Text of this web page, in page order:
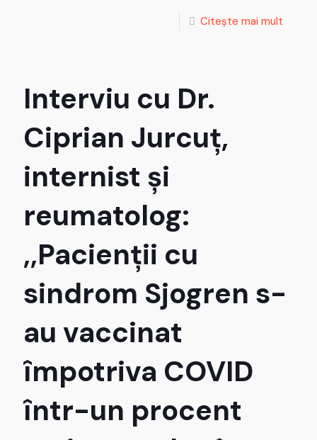
Citește mai mult
Interviu cu Dr.
Ciprian Jurcuț,
internist și
reumatolog:
,,Pacienții cu
sindrom Sjogren s-
au vaccinat
împotriva COVID
într-un procent